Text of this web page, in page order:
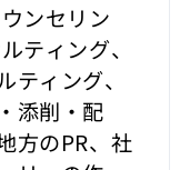
ンセリン
ティング、
ティング、
添削・配
方のPR、社